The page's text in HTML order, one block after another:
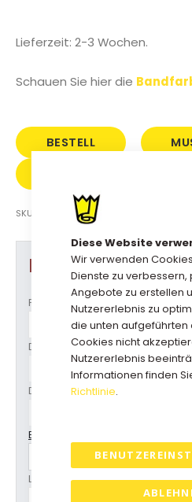
Diese Website
Wir verwenden
Dienste zu
Angebote zu erstellen
Nutzererlebnis zu
die unten aufgeführten
Cookies nicht
Nutzererlebnis
Informationen finden
Richtlinie.
Lieferzeit: 2-3 Wochen.
Schauen Sie hier die
BESTELL
SATIN
SKU 21LB-SFS-16
Produkt
Format
Druckfarbe
Druckvorbereitung
Bandfarbe (siehe Soft-Satin-
Luxuriöse Satinbandqualität